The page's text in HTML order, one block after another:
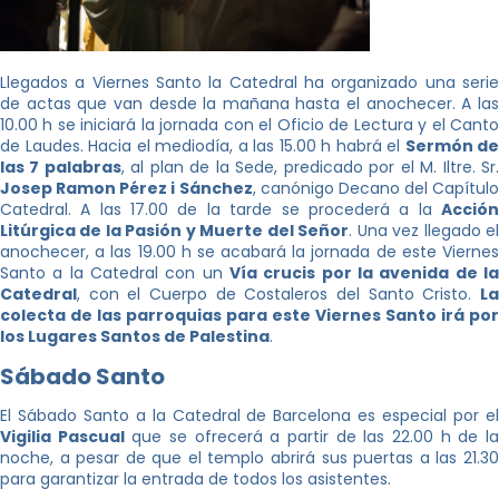
Llegados a Viernes Santo la Catedral ha organizado una serie
de actas que van desde la mañana hasta el anochecer. A las
10.00 h se iniciará la jornada con el Oficio de Lectura y el Canto
de Laudes. Hacia el mediodía, a las 15.00 h habrá el Sermón de
las 7 palabras, al plan de la Sede, predicado por el M. Iltre. Sr.
Josep Ramon Pérez i Sánchez, canónigo Decano del Capítulo
Catedral. A las 17.00 de la tarde se procederá a la Acción
Litúrgica de la Pasión y Muerte del Señor. Una vez llegado el
anochecer, a las 19.00 h se acabará la jornada de este Viernes
Santo a la Catedral con un Vía crucis por la avenida de la
Catedral, con el Cuerpo de Costaleros del Santo Cristo. La
colecta de las parroquias para este Viernes Santo irá por
los Lugares Santos de Palestina.
Sábado Santo
El Sábado Santo a la Catedral de Barcelona es especial por el
Vigilia Pascualque se ofrecerá a partir de las 22.00 h de la
noche, a pesar de que el templo abrirá sus puertas a las 21.30
para garantizar la entrada de todos los asistentes.